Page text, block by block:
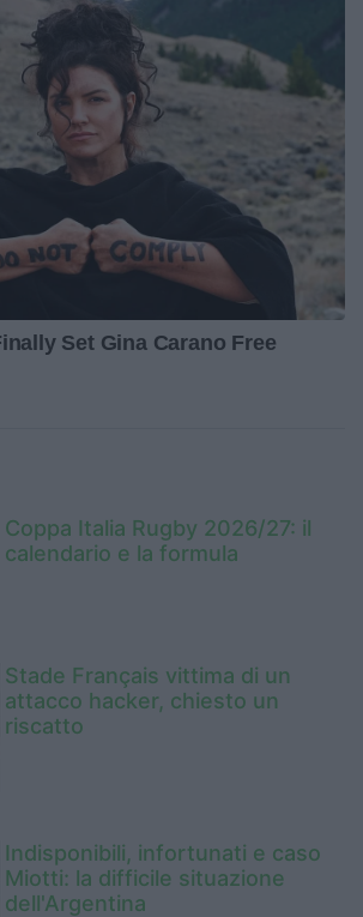
Coppa Italia Rugby 2026/27: il
calendario e la formula
Stade Français vittima di un
attacco hacker, chiesto un
riscatto
Indisponibili, infortunati e caso
Miotti: la difficile situazione
dell'Argentina